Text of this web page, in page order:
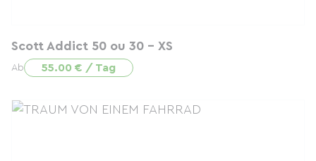
Scott Addict 50 ou 30 - XS
Ab 55.00 € / Tag